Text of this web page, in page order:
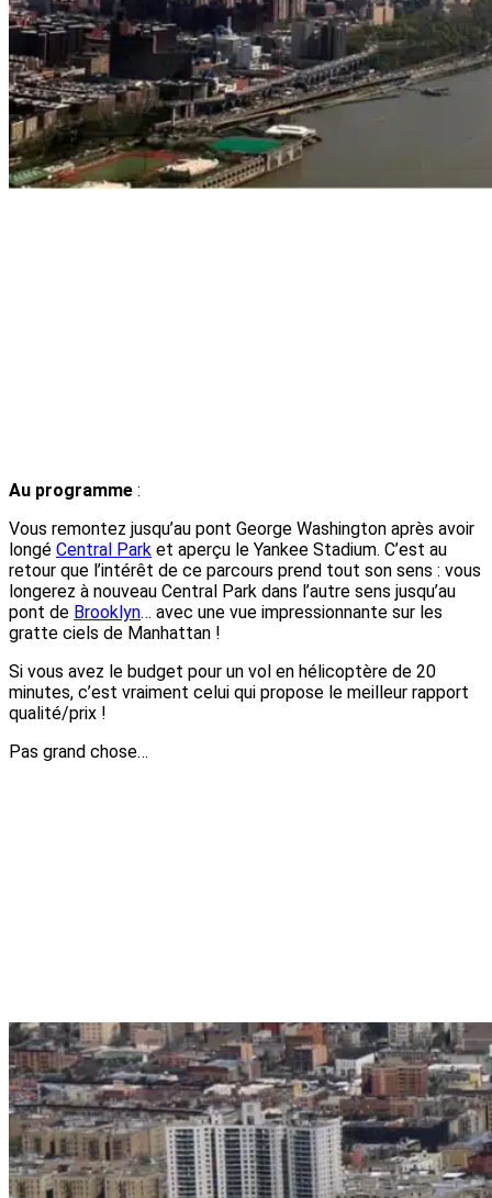
Au programme :
Vous remontez jusqu’au pont George Washington après avoir
longé Central Park et aperçu le Yankee Stadium. C’est au
retour que l’intérêt de ce parcours prend tout son sens : vous
longerez à nouveau Central Park dans l’autre sens jusqu’au
pont de Brooklyn… avec une vue impressionnante sur les
gratte ciels de Manhattan !
Si vous avez le budget pour un vol en hélicoptère de 20
minutes, c’est vraiment celui qui propose le meilleur rapport
qualité/prix !
Pas grand chose…